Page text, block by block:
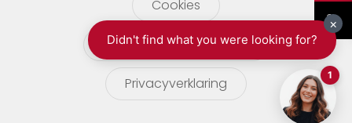
Cookies
gebruikersvoorwaarden
Privacyverklaring